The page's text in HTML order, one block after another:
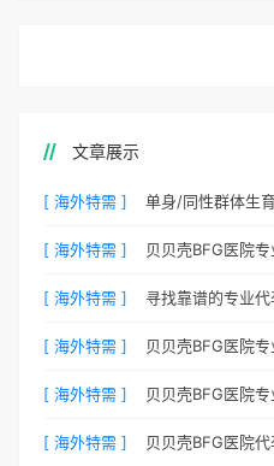
文章展示
[ 海外特需 ]
[ 海外特需 ]
[ 海外特需 ]
[ 海外特需 ]
[ 海外特需 ]
[ 海外特需 ]